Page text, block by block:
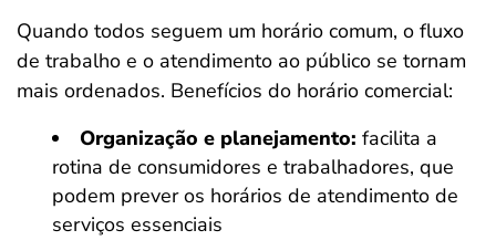
Quando todos seguem um horário comum, o fluxo
de trabalho e o atendimento ao público se tornam
mais ordenados. Benefícios do horário comercial:
Organização e planejamento: facilita a
rotina de consumidores e trabalhadores, que
podem prever os horários de atendimento de
serviços essenciais